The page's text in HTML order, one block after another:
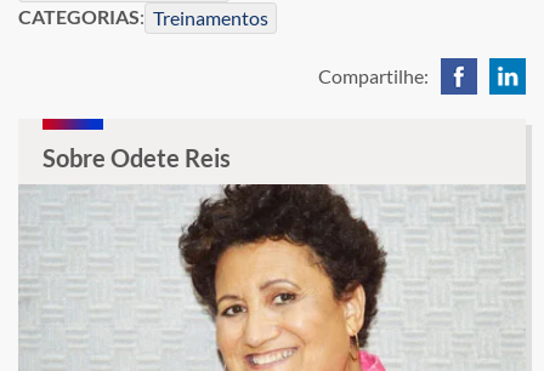
CATEGORIAS: Treinamentos
Compartilhe:
Sobre Odete Reis